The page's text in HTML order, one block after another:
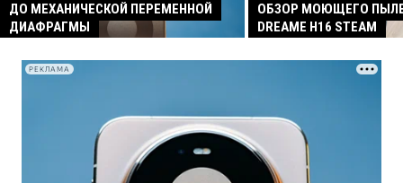
ДО МЕХАНИЧЕСКОЙ ПЕРЕМЕННОЙ
ДИАФРАГМЫ
ОБЗОР МОЮЩЕГО
DREAME H16 STEAM
РЕКЛАМА